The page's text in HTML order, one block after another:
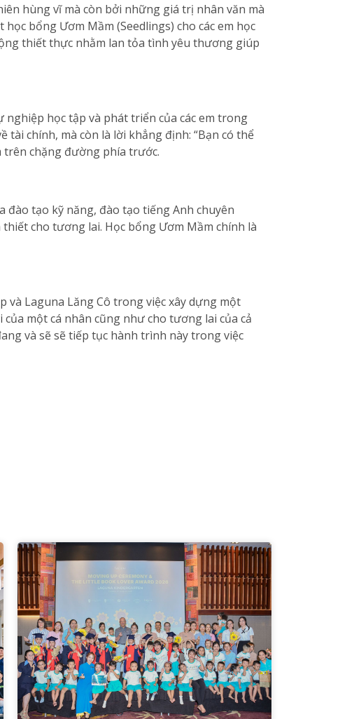
hùng vĩ mà còn bởi những giá trị nhân văn mà
bổng Ươm Mầm (Seedlings) cho các em học
thiết thực nhằm lan tỏa tình yêu thương giúp
nghiệp học tập và phát triển của các em trong
tài chính, mà còn là lời khẳng định: “Bạn có thể
trên chặng đường phía trước.
tạo kỹ năng, đào tạo tiếng Anh chuyên
cho tương lai. Học bổng Ươm Mầm chính là
Laguna Lăng Cô trong việc xây dựng một
một cá nhân cũng như cho tương lai của cả
và sẽ sẽ tiếp tục hành trình này trong việc